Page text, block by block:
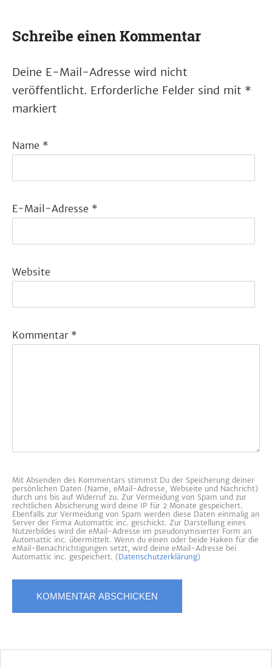
Schreibe einen Kommentar
Deine E-Mail-Adresse wird nicht
veröffentlicht. Erforderliche Felder sind mit *
markiert
Name *
E-Mail-Adresse *
Website
Kommentar *
Mit Absenden des Kommentars stimmst Du der Speicherung deiner
persönlichen Daten (Name, eMail-Adresse, Webseite und Nachricht)
durch uns bis auf Widerruf zu. Zur Vermeidung von Spam und zur
rechtlichen Absicherung wird deine IP für 2 Monate gespeichert.
Ebenfalls zur Vermeidung von Spam werden diese Daten einmalig an
Server der Firma Automattic inc. geschickt. Zur Darstellung eines
Nutzerbildes wird die eMail-Adresse im pseudonymisierter Form an
Automattic inc. übermittelt. Wenn du einen oder beide Haken für die
eMail-Benachrichtigungen setzt, wird deine eMail-Adresse bei
Automattic inc. gespeichert. (Datenschutzerklärung)